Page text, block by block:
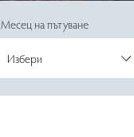
Месец на пътуване